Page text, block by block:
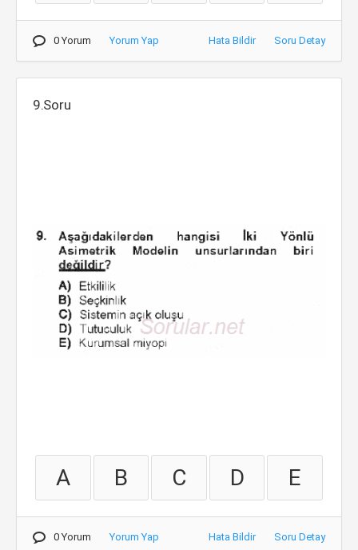
0 Yorum Yorum Yap Hata Bildir Soru Detay
9.Soru
A B C D E
0 Yorum Yorum Yap Hata Bildir Soru Detay